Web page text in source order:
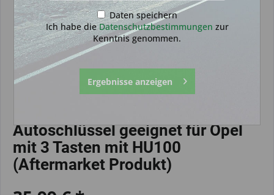
Autoschlüssel geeignet für Opel
mit 3 Tasten mit HU100
(Aftermarket Produkt)
Daten speichern
Ich habe dieDatenschutzbestimmungen zur
Kenntnis genommen.
Ergebnisse anzeigen